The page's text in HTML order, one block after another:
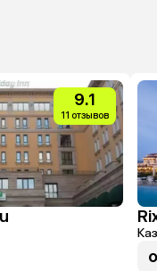
9.1
11 отзывов